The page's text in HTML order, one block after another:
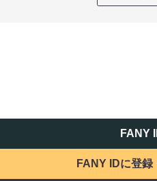
FANY
FANY IDに登録